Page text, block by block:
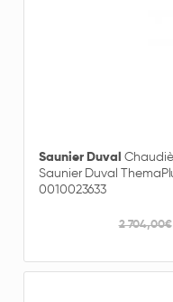
Saunier Duval
Saunier Duval
0010023633
2 704,00€